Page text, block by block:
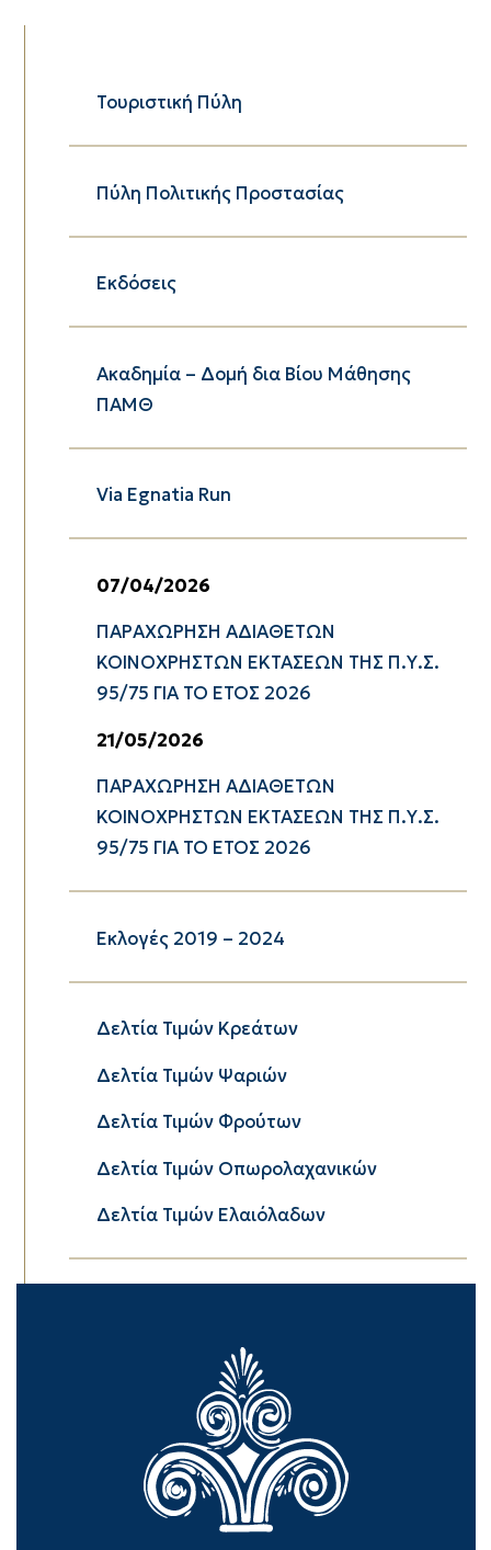
Τουριστική Πύλη
Πύλη Πολιτικής Προστασίας
Εκδόσεις
Ακαδημία – Δομή δια Βίου Μάθησης
ΠΑΜΘ
Via Egnatia Run
07/04/2026
ΠΑΡΑΧΩΡΗΣΗ ΑΔΙΑΘΕΤΩΝ
ΚΟΙΝΟΧΡΗΣΤΩΝ ΕΚΤΑΣΕΩΝ ΤΗΣ Π.Υ.Σ.
95/75 ΓΙΑ ΤΟ ΕΤΟΣ 2026
21/05/2026
ΠΑΡΑΧΩΡΗΣΗ ΑΔΙΑΘΕΤΩΝ
ΚΟΙΝΟΧΡΗΣΤΩΝ ΕΚΤΑΣΕΩΝ ΤΗΣ Π.Υ.Σ.
95/75 ΓΙΑ ΤΟ ΕΤΟΣ 2026
Εκλογές 2019 – 2024
Δελτία Τιμών Κρεάτων
Δελτία Τιμών Ψαριών
Δελτία Τιμών Φρούτων
Δελτία Τιμών Οπωρολαχανικών
Δελτία Τιμών Ελαιόλαδων